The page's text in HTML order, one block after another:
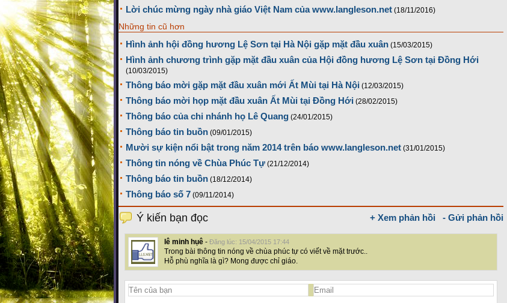
Lời chúc mừng ngày nhà giáo Việt Nam của www.langleson.net (18/11/2016)
Những tin cũ hơn
Hình ảnh hội đồng hương Lệ Sơn tại Hà Nội gặp mặt đầu xuân (15/03/2015)
Hình ảnh chương trình gặp mặt đầu xuân của Hội đồng hương Lệ Sơn tại Đồng Hới
(10/03/2015)
Thông báo mời gặp mặt đầu xuân mới Ất Mùi tại Hà Nội (12/03/2015)
Thông báo mời họp mặt đầu xuân Ất Mùi tại Đồng Hới (28/02/2015)
Thông báo của chi nhánh họ Lê Quang (24/01/2015)
Thông báo tin buồn (09/01/2015)
Mười sự kiện nổi bật trong năm 2014 trên báo www.langleson.net (31/01/2015)
Thông tin nóng về Chùa Phúc Tự (21/12/2014)
Thông báo tin buồn (18/12/2014)
Thông báo số 7 (09/11/2014)
+ Xem phản hồi - Gửi phản hồi
Ý kiến bạn đọc
lê minh hụê - Đăng lúc: 15/04/2015 17:44
Trong bài thông tin nóng về chùa phúc tự có viết về mặt trước..
Hỗ phù nghĩa là gì? Mong được chỉ giáo.